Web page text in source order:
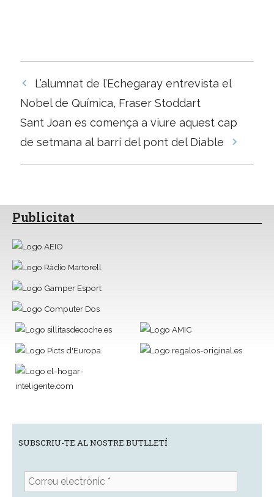
Navegació
per
L’alumnat de l’Echegaray entrevista el
Nobel de Química, Fraser Stoddart
Sant Joan es comença a viure aquest cap
de setmana al barri del pont del Diable
Publicitat
SUBSCRIU-TE AL NOSTRE BUTLLETÍ
Correu
electrònic